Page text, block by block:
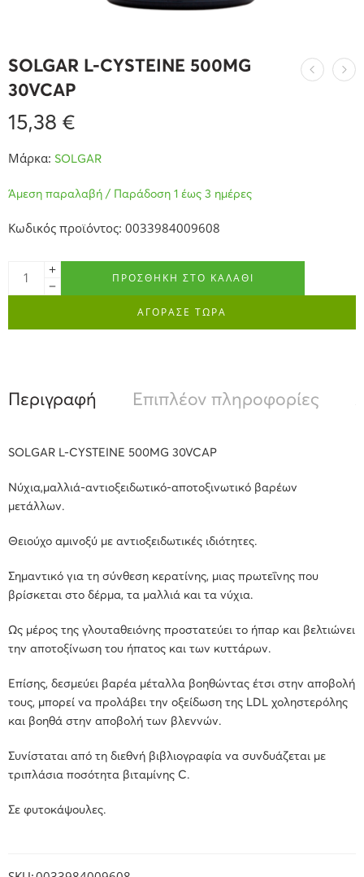
SOLGAR L-CYSTEINE 500MG
30VCAP
15,38 €
Μάρκα: SOLGAR
Άμεση παραλαβή / Παράδοση 1 έως 3 ημέρες
Κωδικός προϊόντος: 0033984009608
ΠΡΟΣΘΉΚΗ ΣΤΟ ΚΑΛΆΘΙ
ΑΓΟΡΑΣΕ ΤΩΡΑ
Περιγραφή Επιπλέον πληροφορίες
SOLGAR L-CYSTEINE 500MG 30VCAP
Νύχια,μαλλιά-αντιοξειδωτικό-αποτοξινωτικό βαρέων
μετάλλων.
Θειούχο αμινοξύ με αντιοξειδωτικές ιδιότητες.
Σημαντικό για τη σύνθεση κερατίνης, μιας πρωτεΐνης που
βρίσκεται στο δέρμα, τα μαλλιά και τα νύχια.
Ως μέρος της γλουταθειόνης προστατεύει το ήπαρ και βελτιώνει
την αποτοξίνωση του ήπατος και των κυττάρων.
Επίσης, δεσμεύει βαρέα μέταλλα βοηθώντας έτσι στην αποβολή
τους, μπορεί να προλάβει την οξείδωση της LDL χοληστερόλης
και βοηθά στην αποβολή των βλεννών.
Συνίσταται από τη διεθνή βιβλιογραφία να συνδυάζεται με
τριπλάσια ποσότητα βιταμίνης C.
Σε φυτοκάψουλες.